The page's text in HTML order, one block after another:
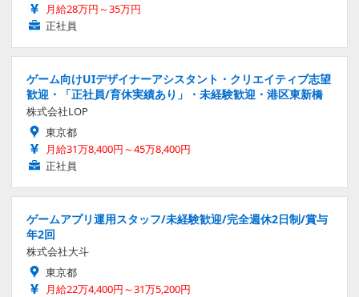
月給28万円～35万円
正社員
ゲーム向けUIデザイナーアシスタント・クリエイティブ志望
歓迎・「正社員/育休実績あり」・未経験歓迎・港区東新橋
株式会社LOP
東京都
月給31万8,400円～45万8,400円
正社員
ゲームアプリ運用スタッフ/未経験歓迎/完全週休2日制/賞与
年2回
株式会社大斗
東京都
月給22万4,400円～31万5,200円